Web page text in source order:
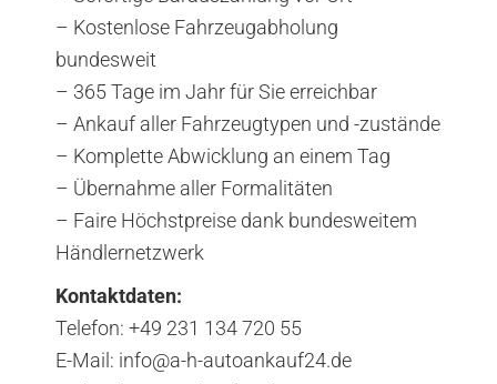
– Kostenlose Fahrzeugabholung
bundesweit
– 365 Tage im Jahr für Sie erreichbar
– Ankauf aller Fahrzeugtypen und -zustände
– Komplette Abwicklung an einem Tag
– Übernahme aller Formalitäten
– Faire Höchstpreise dank bundesweitem
Händlernetzwerk
Kontaktdaten:
Telefon: +49 231 134 720 55
E-Mail: info@a-h-autoankauf24.de